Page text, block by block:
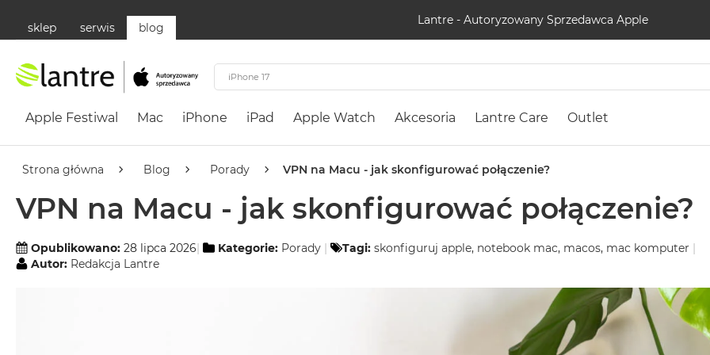
Lantre - Autoryzowany Sprzedawca Apple
sklep serwis blog
Apple
Neo
koloru
Neo
Cytrusowożółty
Apple Festiwal Mac iPhone iPad Apple Watch Akcesoria Lantre Care Outlet
Strona główna Blog Porady VPN na Macu - jak skonfigurować połączenie?
VPN na Macu - jak skonfigurować połączenie?
Opublikowano: 28 lipca 2026 Kategorie: Porady Tagi: skonfiguruj apple, notebook mac, macos, mac komputer
Autor: Redakcja Lantre